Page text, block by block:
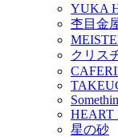
YUKA
杢目金
クリス
HEART
星の砂